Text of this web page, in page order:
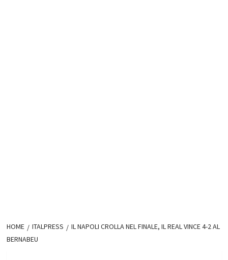
HOME ITALPRESS
IL NAPOLI CROLLA NEL FINALE, IL REAL VINCE 4-2 AL
BERNABEU